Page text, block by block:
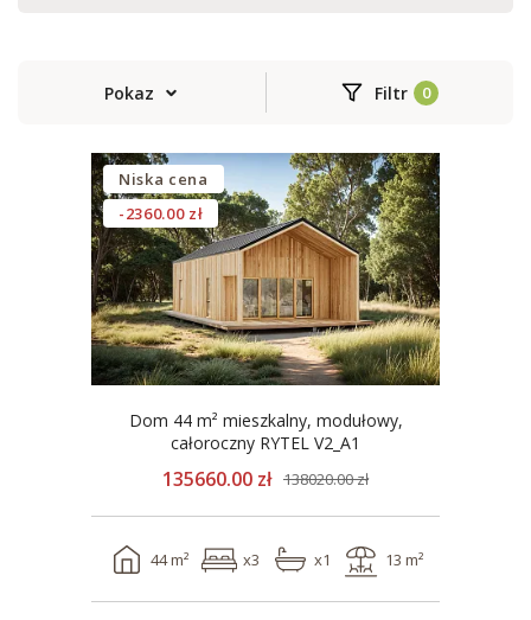
Pokaz Filtr
Niska cena
-2360.00 zł
Dom 44 m² mieszkalny, modułowy,
całoroczny RYTEL V2_A1
135660.00 zł 138020.00 zł
44 m² x3 x1 13 m²